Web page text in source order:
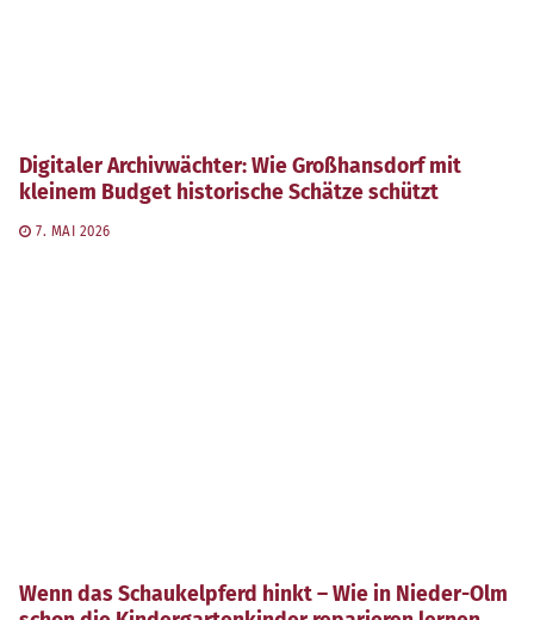
Digitaler Archivwächter: Wie Großhansdorf mit
kleinem Budget historische Schätze schützt
7. MAI 2026
Wenn das Schaukelpferd hinkt – Wie in Nieder-Olm